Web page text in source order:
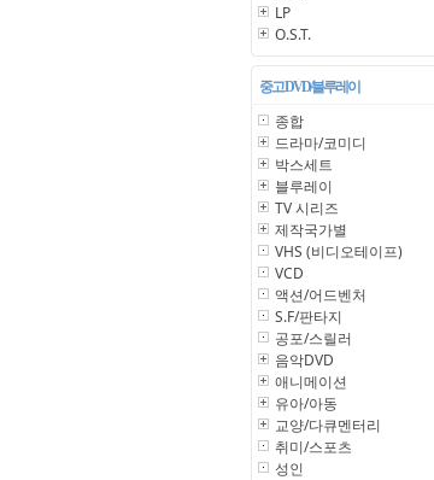
LP
O.S.T.
중고 DVD/블루레이
종합
드라마/코미디
박스세트
블루레이
TV 시리즈
제작국가별
VHS (비디오테이프)
VCD
액션/어드벤처
S.F/판타지
공포/스릴러
음악DVD
애니메이션
유아/아동
교양/다큐멘터리
취미/스포츠
성인